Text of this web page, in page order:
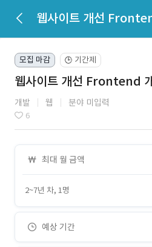
모집 마감 🕒 기간제
웹사이트 개선 Frontend
개발 웹 분야 미입력
6
최대 월 금액
2~7년 차, 1명
예상 기간